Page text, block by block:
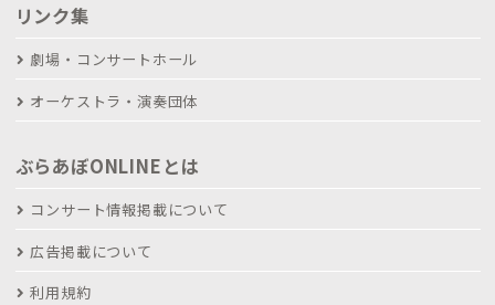
リンク集
劇場・コンサートホール
オーケストラ・演奏団体
ぶらあぼONLINEとは
コンサート情報掲載について
広告掲載について
利用規約